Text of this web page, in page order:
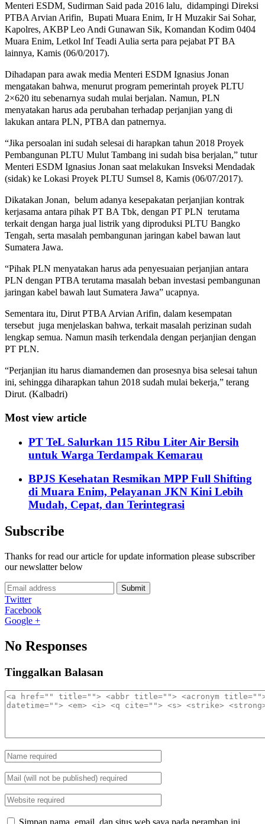
Menteri ESDM, Sudirman Said pada 2016 lalu, didampingi Direksi
PTBA Arvian Arifin, Bupati Muara Enim, Ir H Muzakir Sai Sohar,
Kapolres, AKBP Leo Andi Gunawan Sik, Komandan Kodim 0404
Muara Enim, Letkol Inf Teadi Aulia serta para pejabat PT BA
lainnya, Kamis (06/0/2017).
Dihadapan para awak media Menteri ESDM Ignasius Jonan
mengatakan bahwa, menurut program pemerintah proyek PLTU
2×620 itu sebenarnya sudah mulai berjalan. Namun, PLN
menyatakan harus ada perubahan terhadap perjanjian yang di
lakukan antara PLN, PTBA dan patnernya.
“Jika persoalan ini sudah selesai di harapkan tahun 2018 Proyek
Pembangunan PLTU Mulut Tambang ini sudah bisa berjalan,” tutur
Menteri ESDM Ignasius Jonan saat melakukan Insveksi Mendadak
(sidak) ke Lokasi Proyek PLTU Sumsel 8, Kamis (06/07/2017).
Dikatakan Jonan, belum adanya kesepakatan perjanjian kontrak
kerjasama antara pihak PT BA Tbk, dengan PT PLN terutama
terkait dengan harga jual listrik yang diproduksi PLTU Bangko
Tengah, serta masalah pembangunan jaringan kabel bawan laut
Sumatera Jawa.
“Pihak PLN menyatakan harus ada penyesuaian perjanjian antara
PLN dengan PTBA terutama masalah beban investasi pembangunan
jaringan kabel bawah laut Sumatera Jawa” ucapnya.
Sementara itu, Dirut PTBA Arvian Arifin, dalam kesempatan
tersebut juga menjelaskan bahwa, terkait masalah perizinan sudah
lengkap semua. Namun masih terkendala dengan perjanjian dengan
PT PLN.
“Perjanjian itu harus diamandemen dan prosesnya bisa selesai tahun
ini, sehingga diharapkan tahun 2018 sudah mulai bekerja,” terang
Dirut. (Kalbadri)
Most view article
PT TeL Salurkan 115 Ribu Liter Air Bersih
untuk Warga Terdampak Kemarau
BPJS Kesehatan Resmikan MPP Full Shifting
di Muara Enim, Pelayanan JKN Kini Lebih
Mudah, Cepat, dan Terintegrasi
Subscribe
Thanks for read our article for update information please subscriber
our newslatter below
Submit
Twitter
Facebook
Google +
No Responses
Tinggalkan Balasan
Simpan nama, email, dan situs web saya pada peramban ini